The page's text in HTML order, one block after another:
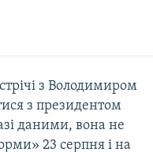
з Володимиром
з президентом
даними, вона не
23 серпня і на